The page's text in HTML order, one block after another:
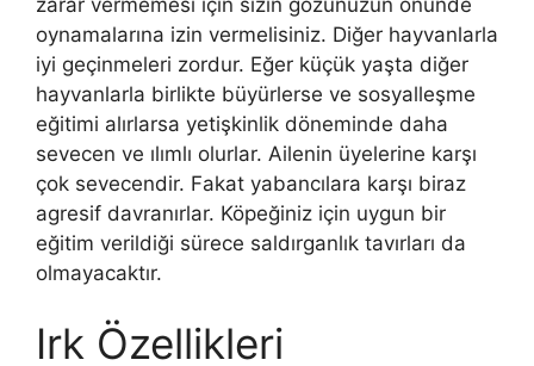
oynamalarına izin vermelisiniz. Diğer hayvanlarla
iyi geçinmeleri zordur. Eğer küçük yaşta diğer
hayvanlarla birlikte büyürlerse ve sosyalleşme
eğitimi alırlarsa yetişkinlik döneminde daha
sevecen ve ılımlı olurlar. Ailenin üyelerine karşı
çok sevecendir. Fakat yabancılara karşı biraz
agresif davranırlar. Köpeğiniz için uygun bir
eğitim verildiği sürece saldırganlık tavırları da
olmayacaktır.
Irk Özellikleri